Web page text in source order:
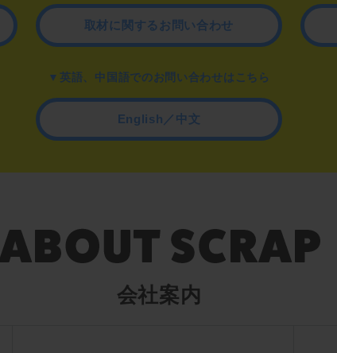
取材に関するお問い合わせ
▼英語、中国語でのお問い合わせはこちら
English／中文
会社案内